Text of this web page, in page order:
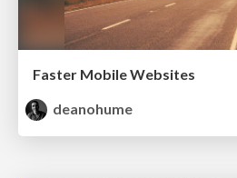
Faster Mobile Websites
deanohume